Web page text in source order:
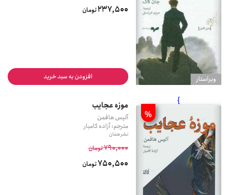
ويراستار
237,500تومان
افزودن به سبد خرید
}
%
موزه عجایب
آلیس هافمن
مترجم: آزاده کامیار
نشر همان
790,000تومان
750,500تومان